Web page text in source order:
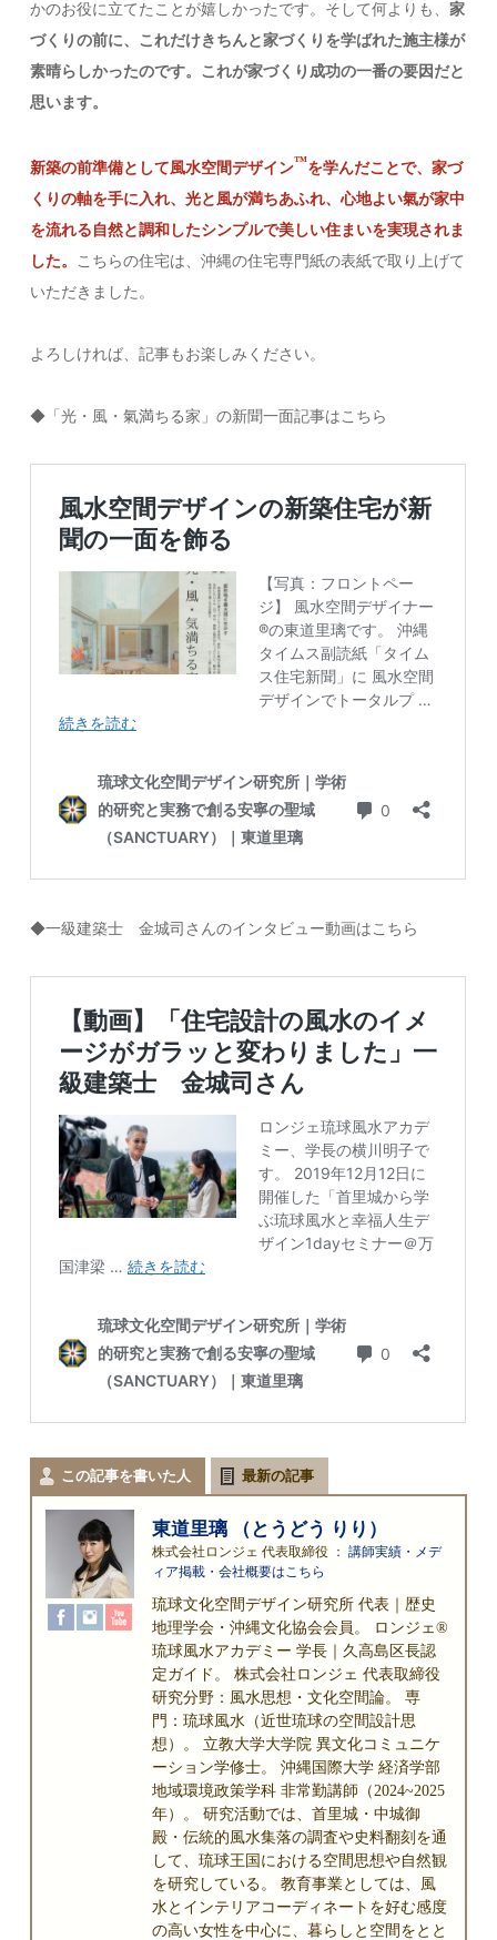
かのお役に立てたことが嬉しかったです。そして何よりも、家
づくりの前に、これだけきちんと家づくりを学ばれた施主様が
素晴らしかったのです。これが家づくり成功の一番の要因だと
思います。
新築の前準備として風水空間デザイン™️を学んだことで、家づ
くりの軸を手に入れ、光と風が満ちあふれ、心地よい氣が家中
を流れる自然と調和したシンプルで美しい住まいを実現されま
した。
こちらの住宅は、沖縄の住宅専門紙の表紙で取り上げて
いただきました。
よろしければ、記事もお楽しみください。
◆「光・風・氣満ちる家」の新聞一面記事はこちら
◆一級建築士 金城司さんのインタビュー動画はこちら
この記事を書いた人 最新の記事
東道里璃 （とうどう りり）
株式会社ロンジェ 代表取締役 ：講師実績・メデ
ィア掲載・会社概要はこちら
琉球文化空間デザイン研究所 代表｜歴史
地理学会・沖縄文化協会会員。 ロンジェ®
琉球風水アカデミー 学長｜久高島区長認
定ガイド。 株式会社ロンジェ 代表取締役
研究分野：風水思想・文化空間論。 専
門：琉球風水（近世琉球の空間設計思
想）。 立教大学大学院 異文化コミュニケ
ーション学修士。 沖縄国際大学 経済学部
地域環境政策学科 非常勤講師（2024~2025
年）。 研究活動では、首里城・中城御
殿・伝統的風水集落の調査や史料翻刻を通
して、琉球王国における空間思想や自然観
を研究している。 教育事業としては、風
水とインテリアコーディネートを好む感度
の高い女性を中心に、暮らしと空間をとと